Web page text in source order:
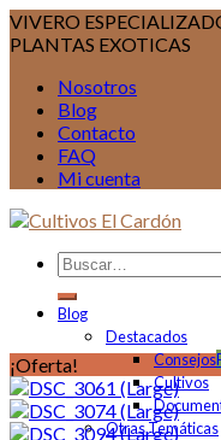
VIVERO
PLANTAS EXOTICAS
Nosotros
Blog
Contacto
FAQ
Mi cuenta
Blog
Destacados
Consejos
Cultivos
Otras Temáticas
¡Oferta!